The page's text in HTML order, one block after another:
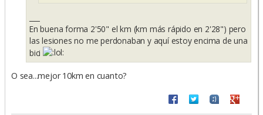
En buena forma 2'50" el km (km más rápido en 2'28") pero
las lesiones no me perdonaban y aquí estoy encima de una
bici
O sea...mejor 10km en cuanto?